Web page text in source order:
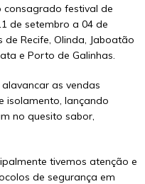
consagrado festival de
de setembro a 04 de
Recife, Olinda, Jaboatão
e Porto de Galinhas.
as vendas
isolamento, lançando
no quesito sabor,
tivemos atenção e
de segurança em